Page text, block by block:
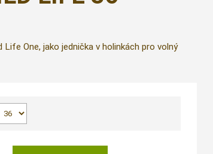
One, jako jednička v holinkách pro volný